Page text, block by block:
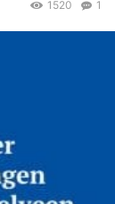
1
1520